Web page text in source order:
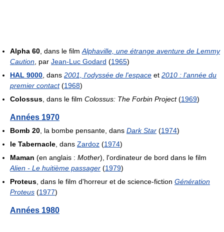
Alpha 60 , dans le film Alphaville, une étrange aventure de Lemmy
Caution , par Jean-Luc Godard (1965)
HAL 9000 , dans 2001, l'odyssée de l'espace et 2010 : l'année du
premier contact(1968)
Colossus , dans le film Colossus: The Forbin Project(1969)
Années 1970
Bomb 20 , la bombe pensante, dans Dark Star (1974)
le Tabernacle , dans Zardoz (1974)
Maman (en anglais : Mother), l'ordinateur de bord dans le film
Alien - Le huitième passager (1979)
Proteus , dans le film d'horreur et de science-fiction Génération
Proteus (1977)
Années 1980